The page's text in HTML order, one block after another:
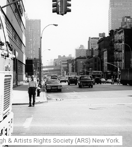
& Artists Rights Society (ARS) New York.